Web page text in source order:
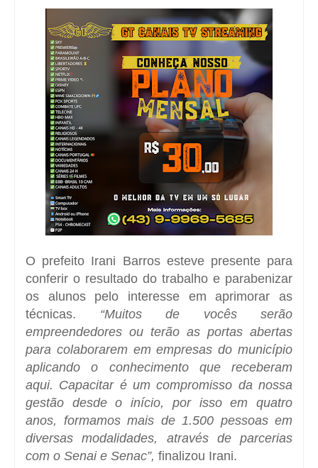
O prefeito Irani Barros esteve presente para
conferir o resultado do trabalho e parabenizar
os alunos pelo interesse em aprimorar as
técnicas. “Muitos de vocês serão
empreendedores ou terão as portas abertas
para colaborarem em empresas do município
aplicando o conhecimento que receberam
aqui. Capacitar é um compromisso da nossa
gestão desde o início, por isso em quatro
anos, formamos mais de 1.500 pessoas em
diversas modalidades, através de parcerias
com o Senai e Senac”, finalizou Irani.